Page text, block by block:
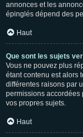
annonces et les
épinglés dépend des
Haut
Que sont les sujets
Vous ne pouvez plus
étant contenu est alors
différentes raisons par
permissions accordées
vos propres sujets.
Haut